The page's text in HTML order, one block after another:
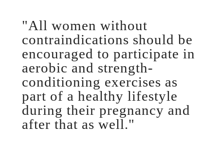
"All women without
contraindications should be
encouraged to participate in
aerobic and strength-
conditioning exercises as
part of a healthy lifestyle
during their pregnancy and
after that as well."